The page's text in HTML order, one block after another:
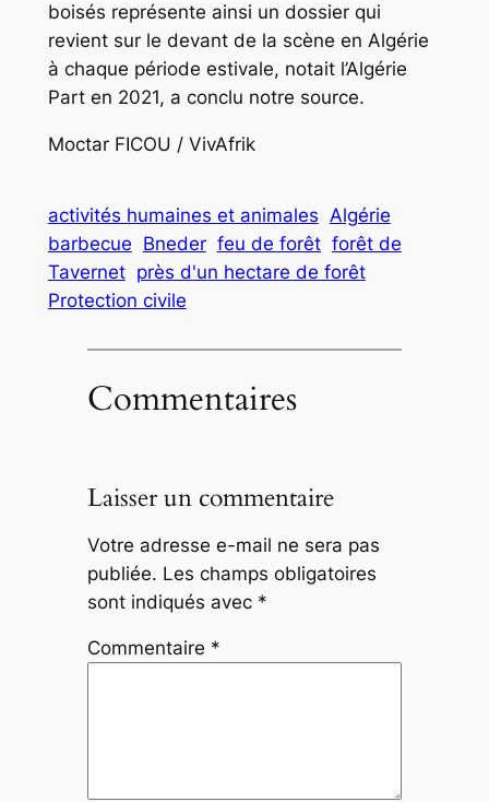
boisés représente ainsi un dossier qui
revient sur le devant de la scène en Algérie
à chaque période estivale, notait l’Algérie
Part en 2021, a conclu notre source.
Moctar FICOU / VivAfrik
activités humaines et animales Algérie
barbecue Bneder feu de forêt forêt de
Tavernet près d'un hectare de forêt
Protection civile
Commentaires
Laisser un commentaire
Votre adresse e-mail ne sera pas
publiée. Les champs obligatoires
sont indiqués avec *
Commentaire *